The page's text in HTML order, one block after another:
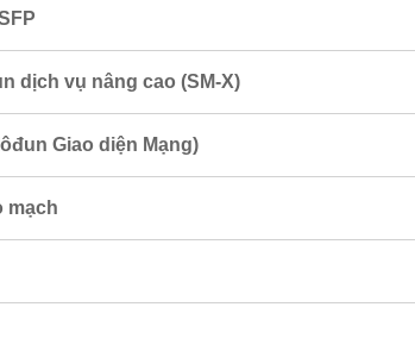
dịch vụ nâng cao (SM-X)
Giao diện Mạng)
mạch